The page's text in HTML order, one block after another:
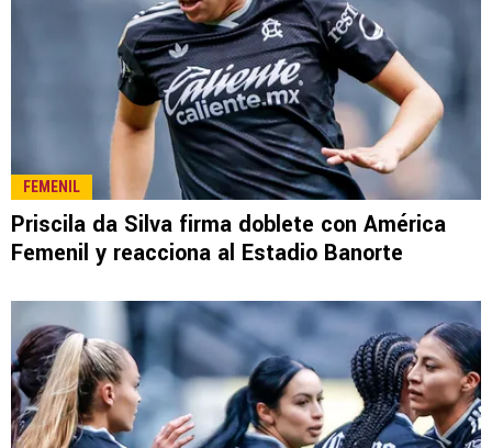
FEMENIL
Priscila da Silva firma doblete con América
Femenil y reacciona al Estadio Banorte